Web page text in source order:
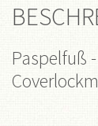
Paspelfuß